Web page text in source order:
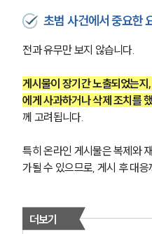
초범 사건에서 중요한
전과 유무만 보지 않습니다.
게시물이 장기간 노출되었는
에게 사과하거나 삭제 조치를
께 고려됩니다.
특히 온라인 게시물은 복제와
가될 수 있으므로, 게시 후 대
더보기